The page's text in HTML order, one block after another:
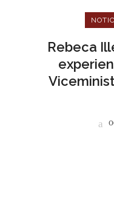
Rebeca